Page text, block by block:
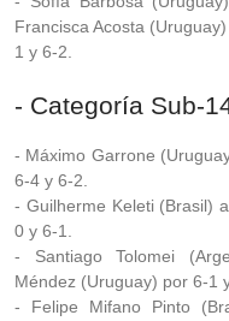
Francisca Acosta
1 y 6-2.
- Categoría Sub-
- Máximo Garrone
6-4 y 6-2.
- Guilherme Keleti (Brasil)
0 y 6-1.
- Santiago Tolomei
Méndez (Uruguay) por 6-1 y
- Felipe Mifano Pinto